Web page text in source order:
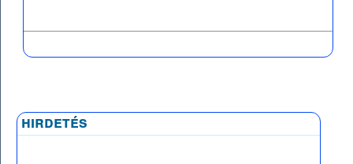
hirdetés